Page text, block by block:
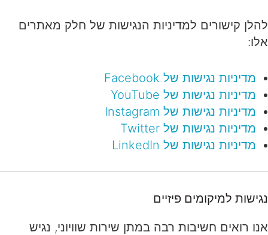
להלן קישורים למדיניות הנגישות של חלק מאתרים
אלו:
מדיניות נגישות של Facebook
מדיניות נגישות של YouTube
מדיניות נגישות של Instagram
מדיניות נגישות של Twitter
מדיניות נגישות של LinkedIn
נגישות למיקומים פיזיים
אנו רואים חשיבות רבה במתן שירות שוויוני, נגיש